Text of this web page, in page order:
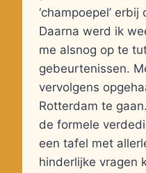
‘champoepel’
Daarna werd ik
me alsnog op te
gebeurtenissen.
vervolgens
Rotterdam te
de formele
een tafel met
hinderlijke vragen